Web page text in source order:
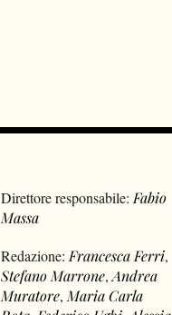
Direttore responsabile: Fabio
Massa
Redazione: Francesca Ferri,
Stefano Marrone,Andrea
Muratore, Maria Carla